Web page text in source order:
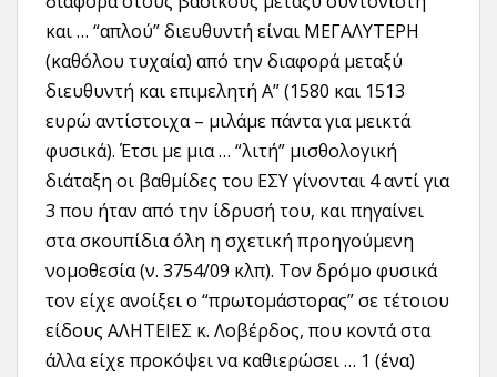
και … “απλού” διευθυντή είναι ΜΕΓΑΛΥΤΕΡΗ
(καθόλου τυχαία) από την διαφορά μεταξύ
διευθυντή και επιμελητή Α” (1580 και 1513
ευρώ αντίστοιχα – μιλάμε πάντα για μεικτά
φυσικά). Έτσι με μια … “λιτή” μισθολογική
διάταξη οι βαθμίδες του ΕΣΥ γίνονται 4 αντί για
3 που ήταν από την ίδρυσή του, και πηγαίνει
στα σκουπίδια όλη η σχετική προηγούμενη
νομοθεσία (ν. 3754/09 κλπ). Τον δρόμο φυσικά
τον είχε ανοίξει ο “πρωτομάστορας” σε τέτοιου
είδους ΑΛΗΤΕΙΕΣ κ. Λοβέρδος, που κοντά στα
άλλα είχε προκόψει να καθιερώσει … 1 (ένα)